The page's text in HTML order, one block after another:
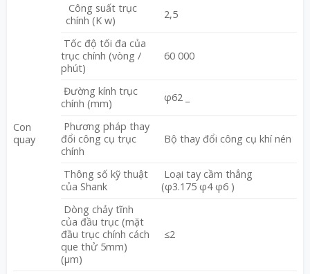
Con
quay
Công suất trục
chính (K w)
2,5
Tốc độ tối đa của
trục chính (vòng /
phút)
60 000
Đường kính trục
chính (mm)
φ62 _
Phương pháp thay
đổi công cụ trục
chính
Bộ thay đổi công cụ khí nén
Thông số kỹ thuật
của Shank
Loại tay cầm thẳng
(φ3.175 φ4 φ6 )
Dòng chảy tĩnh
của đầu trục (mặt
đầu trục chính cách
que thử 5mm)
(μm)
≤2